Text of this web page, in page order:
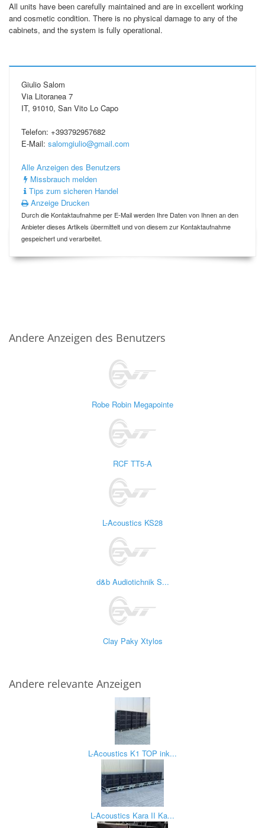
All units have been carefully maintained and are in excellent working
and cosmetic condition. There is no physical damage to any of the
cabinets, and the system is fully operational.
Giulio Salom
Via Litoranea 7
IT, 91010, San Vito Lo Capo
Telefon: +393792957682
E-Mail: salomgiulio@gmail.com
Alle Anzeigen des Benutzers
Missbrauch melden
Tips zum sicheren Handel
Anzeige Drucken
Durch die Kontaktaufnahme per E-Mail werden Ihre Daten von Ihnen an den
Anbieter dieses Artikels übermittelt und von diesem zur Kontaktaufnahme
gespeichert und verarbeitet.
Andere Anzeigen des Benutzers
Robe Robin Megapointe
RCF TT5-A
L-Acoustics KS28
d&b Audiotichnik S...
Clay Paky Xtylos
Andere relevante Anzeigen
L-Acoustics K1 TOP ink...
L-Acoustics Kara II Ka...